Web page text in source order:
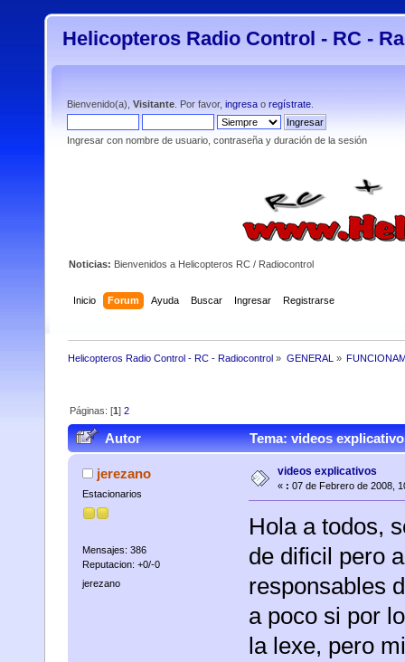
Helicopteros Radio Control - RC -
Bienvenido(a), Visitante . Por favor, ingresa o regístrate
Ingresar con nombre de usuario, contraseña y duración de la sesión
Noticias: Bienvenidos a Helicopteros RC / Radiocontrol
Inicio Forum Ayuda Buscar Ingresar Registrarse
Helicopteros Radio Control - RC - Radiocontrol » GENERAL »
Páginas: [1]2
Autor Tema: videos
jerezano
Estacionarios
Mensajes: 386
Reputacion: +0/-0
jerezano
videos explicativos
« : 07 de Febrero de 2008,
Hola a todos,
de dificil pero
responsables
a poco si por
la lexe, pero